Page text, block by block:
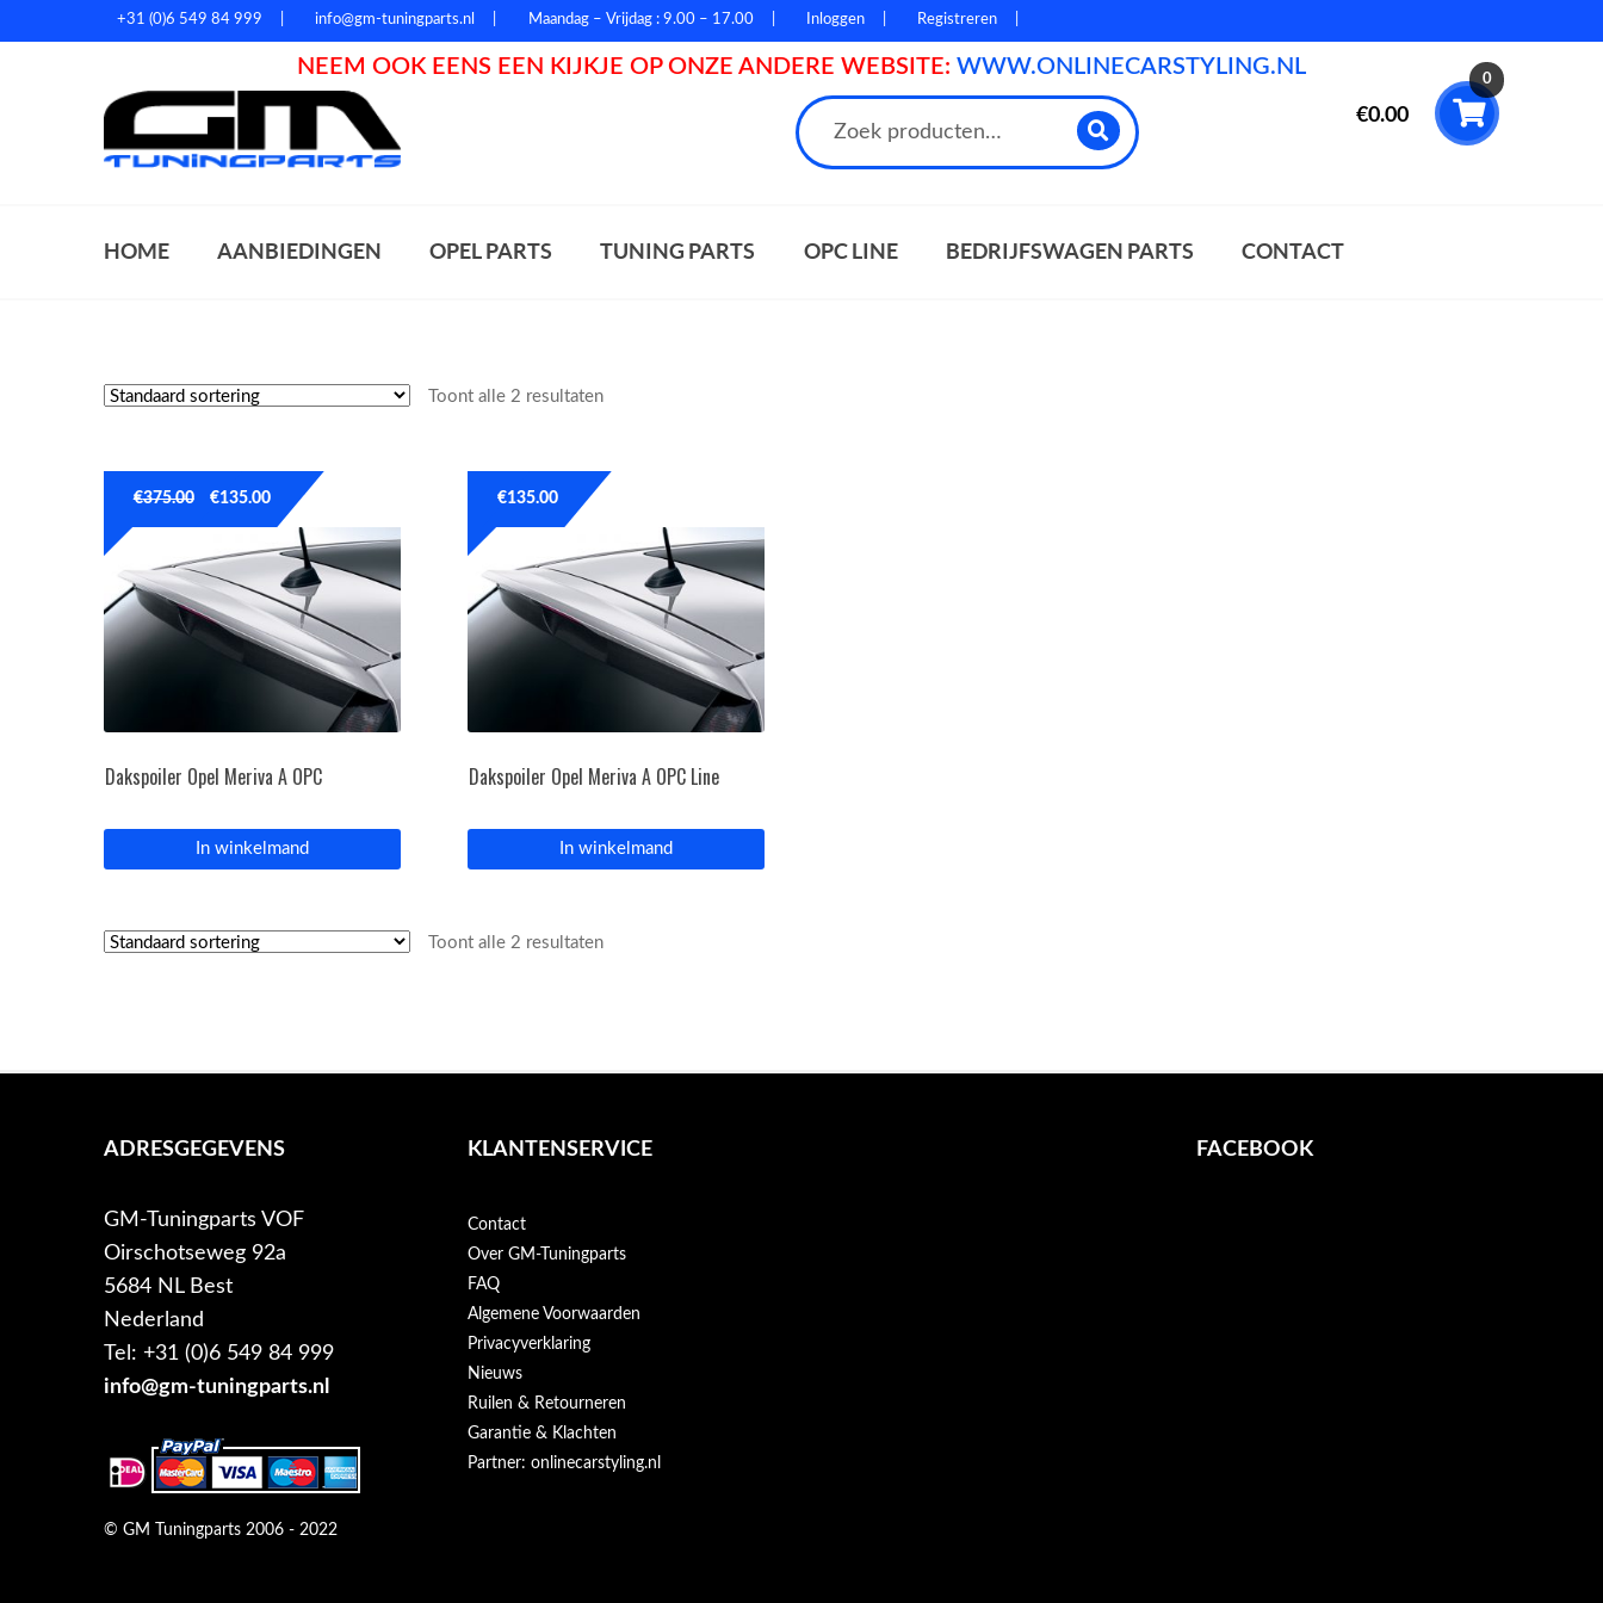
+31 (0)6 549 84 999 info@gm-tuningparts.nl Maandag – Vrijdag : 9.00 – 17.00 Inloggen Registreren
NEEM OOK EENS EEN KIJKJE OP ONZE ANDERE WEBSITE: WWW.ONLINECARSTYLING.NL
€0.00
0
HOME AANBIEDINGEN OPEL PARTS TUNING PARTS OPC LINE BEDRIJFSWAGEN PARTS CONTACT
Toont alle 2 resultaten
Dakspoiler Opel Meriva A OPC
€375.00 €135.00
In winkelmand
Dakspoiler Opel Meriva A OPC Line
€135.00
In winkelmand
Toont alle 2 resultaten
ADRESGEGEVENS
GM-Tuningparts VOF
Oirschotseweg 92a
5684 NL Best
Nederland
Tel: +31 (0)6 549 84 999
info@gm-tuningparts.nl
KLANTENSERVICE
Contact
Over GM-Tuningparts
FAQ
Algemene Voorwaarden
Privacyverklaring
Nieuws
Ruilen & Retourneren
Garantie & Klachten
Partner: onlinecarstyling.nl
FACEBOOK
© GM Tuningparts 2006 - 2022